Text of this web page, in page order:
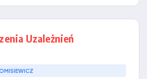
Uzależnień